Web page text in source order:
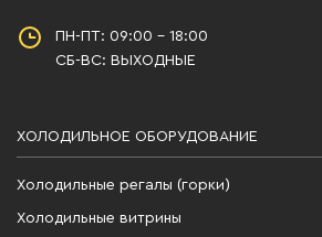
ПН-ПТ: 09:00 - 18:00
СБ-ВС: ВЫХОДНЫЕ
ХОЛОДИЛЬНОЕ ОБОРУДОВАНИЕ
Холодильные регалы (горки)
Холодильные витрины